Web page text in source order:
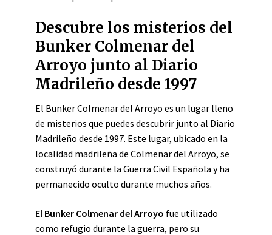
Descubre los misterios del
Bunker Colmenar del
Arroyo junto al Diario
Madrileño desde 1997
El Bunker Colmenar del Arroyo es un lugar lleno
de misterios que puedes descubrir junto al Diario
Madrileño desde 1997. Este lugar, ubicado en la
localidad madrileña de Colmenar del Arroyo, se
construyó durante la Guerra Civil Española y ha
permanecido oculto durante muchos años.
El Bunker Colmenar del Arroyo fue utilizado
como refugio durante la guerra, pero su